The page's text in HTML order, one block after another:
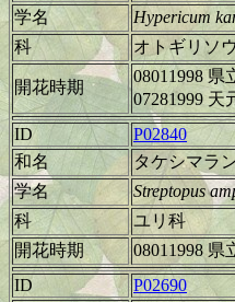
学名
Hypericum
科
オトギリソ
開花時期
08011998 県
07281999 天
ID
P02840
和名
タケシマラ
学名
Streptopus
科
ユリ科
開花時期
08011998 県
ID
P02690